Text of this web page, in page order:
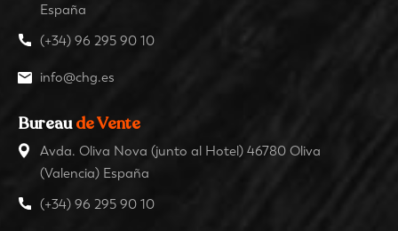
España
(+34) 96 295 90 10
info@chg.es
Bureaude Vente
Avda. Oliva Nova (junto al Hotel) 46780 Oliva
(Valencia) España
(+34) 96 295 90 10